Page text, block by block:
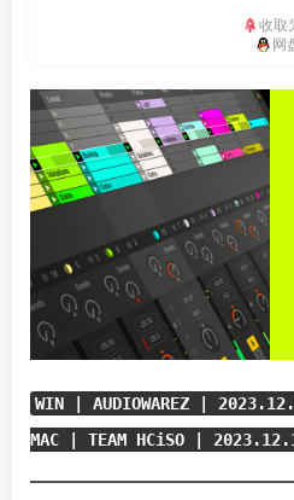
收取
网
WIN | AUDIOWAREZ |
MAC | TEAM HCiSO |